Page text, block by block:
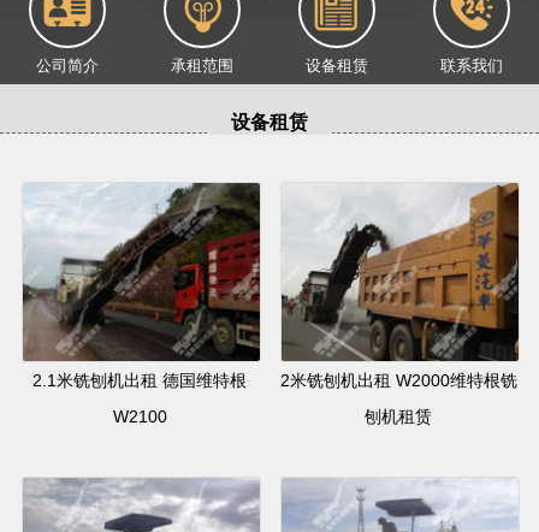
公司简介 承租范围 设备租赁 联系我们
设备租赁
2.1米铣刨机出租 德国维特根
W2100
2米铣刨机出租 W2000维特根铣
刨机租赁